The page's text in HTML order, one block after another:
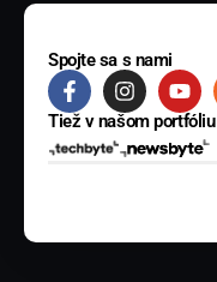
Spojte sa s nami
Tiež v našom portfóliu